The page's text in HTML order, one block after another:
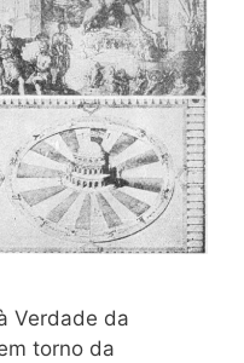
Verdade da
torno da